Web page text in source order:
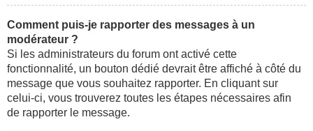
Comment puis-je rapporter des messages à un
modérateur ?
Si les administrateurs du forum ont activé cette
fonctionnalité, un bouton dédié devrait être affiché à côté du
message que vous souhaitez rapporter. En cliquant sur
celui-ci, vous trouverez toutes les étapes nécessaires afin
de rapporter le message.